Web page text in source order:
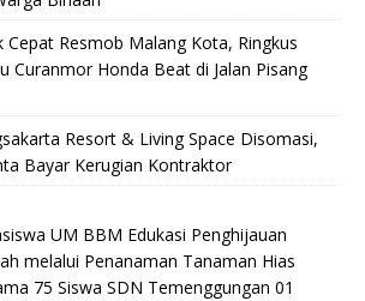
Cepat Resmob Malang Kota, Ringkus
Curanmor Honda Beat di Jalan Pisang
Resort & Living Space Disomasi,
Bayar Kerugian Kontraktor
UM BBM Edukasi Penghijauan
melalui Penanaman Tanaman Hias
75 Siswa SDN Temenggungan 01